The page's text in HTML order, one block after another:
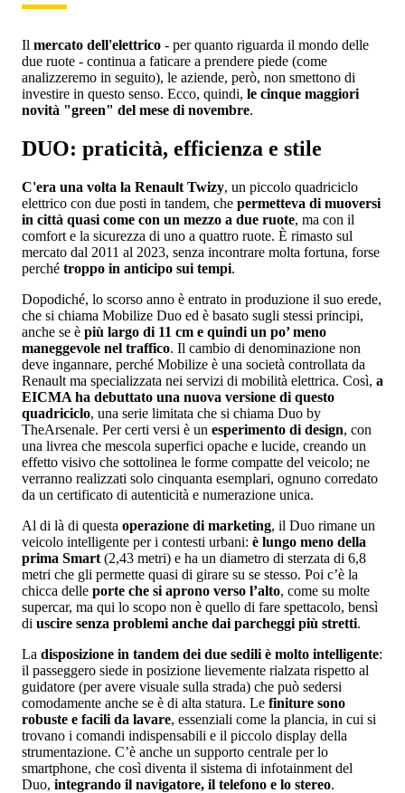
Il mercato dell'elettrico - per quanto riguarda il mondo delle
due ruote - continua a faticare a prendere piede (come
analizzeremo in seguito), le aziende, però, non smettono di
investire in questo senso. Ecco, quindi, le cinque maggiori
novità "green" del mese di novembre.
DUO: praticità, efficienza e stile
C'era una volta la Renault Twizy, un piccolo quadriciclo
elettrico con due posti in tandem, che permetteva di muoversi
in città quasi come con un mezzo a due ruote, ma con il
comfort e la sicurezza di uno a quattro ruote. È rimasto sul
mercato dal 2011 al 2023, senza incontrare molta fortuna, forse
perché troppo in anticipo sui tempi.
Dopodiché, lo scorso anno è entrato in produzione il suo erede,
che si chiama Mobilize Duo ed è basato sugli stessi principi,
anche se è più largo di 11 cm e quindi un po’ meno
maneggevole nel traffico. Il cambio di denominazione non
deve ingannare, perché Mobilize è una società controllata da
Renault ma specializzata nei servizi di mobilità elettrica. Così, a
EICMA ha debuttato una nuova versione di questo
quadriciclo, una serie limitata che si chiama Duo by
TheArsenale. Per certi versi è un esperimento di design, con
una livrea che mescola superfici opache e lucide, creando un
effetto visivo che sottolinea le forme compatte del veicolo; ne
verranno realizzati solo cinquanta esemplari, ognuno corredato
da un certificato di autenticità e numerazione unica.
Al di là di questa operazione di marketing, il Duo rimane un
veicolo intelligente per i contesti urbani: è lungo meno della
prima Smart (2,43 metri) e ha un diametro di sterzata di 6,8
metri che gli permette quasi di girare su se stesso. Poi c’è la
chicca delle porte che si aprono verso l’alto, come su molte
supercar, ma qui lo scopo non è quello di fare spettacolo, bensì
di uscire senza problemi anche dai parcheggi più stretti.
La disposizione in tandem dei due sedili è molto intelligente:
il passeggero siede in posizione lievemente rialzata rispetto al
guidatore (per avere visuale sulla strada) che può sedersi
comodamente anche se è di alta statura. Le finiture sono
robuste e facili da lavare, essenziali come la plancia, in cui si
trovano i comandi indispensabili e il piccolo display della
strumentazione. C’è anche un supporto centrale per lo
smartphone, che così diventa il sistema di infotainment del
Duo, integrando il navigatore, il telefono e lo stereo.